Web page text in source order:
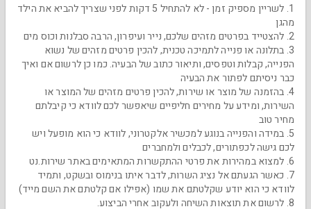
1. לשריין מספיק זמן - לא להתחיל 5 דקות לפני שצריך להביא את הילד
מהגן
2. להצטייד בפרטים מזהים שלכם, נייר ועיפרון, הרבה סבלנות וכוס מים
3. בתלונה או פנייה לתמיכה טכנית, להכין פרטים מזהים של נשוא
הפנייה, קבלות וטפסים, ותיאור כתוב של הבעיה. כמו כן לרשום אם ואיך
כבר ניסיתם לפתור את הבעיה
4. בהזמנה של מוצר או שירות, להכין פרטים מזהים של המוצר או
השירות, ומידע על מחירים חליפיים שיאפשר לכם לוודא כי קיבלתם
מחיר טוב
5. במידה והפנייה בנוגע למכשיר אלקטרוני, לוודא כי הוא מופעל ויש
לכם גישה לכפתורים, לכבלים ולמחברים
6. למצוא במהירות את פרטי ההתקשרות המתאימים באתר שירות.נט
7. כאשר הגעתם אל נציג השרות, לדבר איתו בנימוס ובשקט, ותמיד
לוודא כי הוא יודע שקלטתם את שמו (אפילו אם קלטתם את השם מייד)
8. לרשום את תוצאות השיחה ולעקוב אחרי הביצוע.